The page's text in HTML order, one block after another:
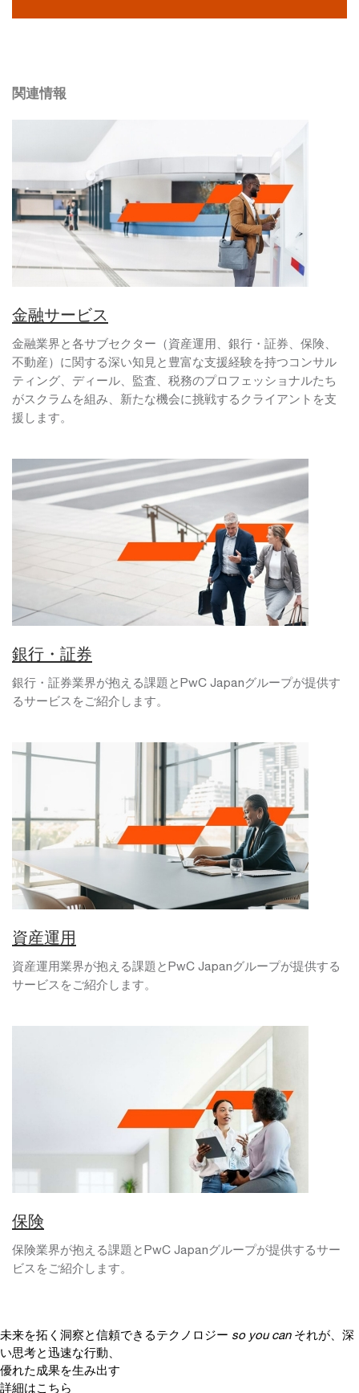
関連情報
金融サービス
金融業界と各サブセクター（資産運用、銀行・証券、保険、
不動産）に関する深い知見と豊富な支援経験を持つコンサル
ティング、ディール、監査、税務のプロフェッショナルたち
がスクラムを組み、新たな機会に挑戦するクライアントを支
援します。
銀行・証券
銀行・証券業界が抱える課題とPwC Japanグループが提供す
るサービスをご紹介します。
資産運用
資産運用業界が抱える課題とPwC Japanグループが提供する
サービスをご紹介します。
保険
保険業界が抱える課題とPwC Japanグループが提供するサー
ビスをご紹介します。
未来を拓く洞察と信頼できるテクノロジー so you can それが、深
い思考と迅速な行動、
優れた成果を生み出す
詳細はこちら